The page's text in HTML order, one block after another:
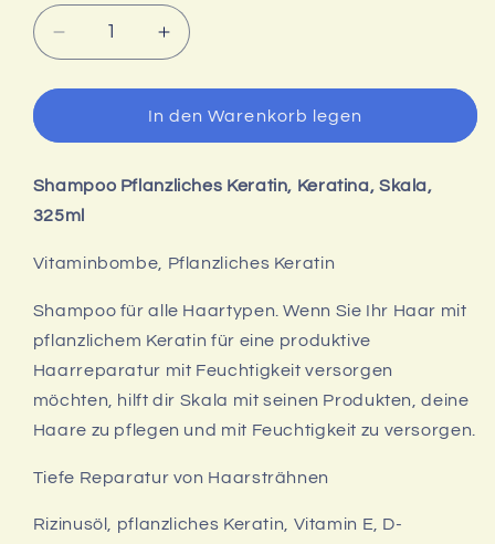
Verringere
die
Keratina,
Keratin,
Skala,
Erhöhe
die
Shampoo
Keratina,
Keratin,
In den Warenkorb legen
Shampoo Pflanzliches Keratin, Keratina, Skala,
325ml
Vitaminbombe, Pflanzliches Keratin
Shampoo für alle Haartypen. Wenn Sie Ihr Haar mit
pflanzlichem Keratin für eine produktive
Haarreparatur mit Feuchtigkeit versorgen
möchten, hilft dir Skala mit seinen Produkten, deine
Haare zu pflegen und mit Feuchtigkeit zu versorgen.
Tiefe Reparatur von Haarsträhnen
Rizinusöl, pflanzliches Keratin, Vitamin E, D-